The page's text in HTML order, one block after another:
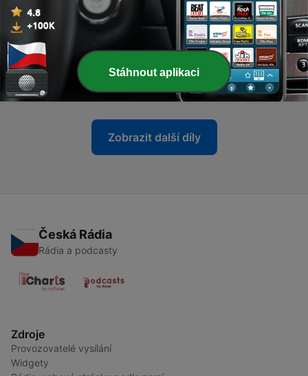
25 - Julie: „Tramadol mi předepsala doktorka. O
závislosti nikdo nemluvil.“
31 bře. 2026
24 - "Nad dopisy diváků - Kratom" - Pepa a Anička a
dotazy z Drogové poradny
17 bře. 2026
Zobrazit další díly
Česká Rádia
Rádia a podcasty
Zdroje
Provozovatelé vysílání
Widgety
Stáhnout aplikaci